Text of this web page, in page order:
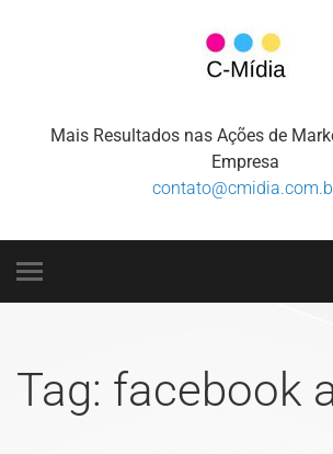
Mais Resultados nas Ações de
Empresa
Tag: facebook